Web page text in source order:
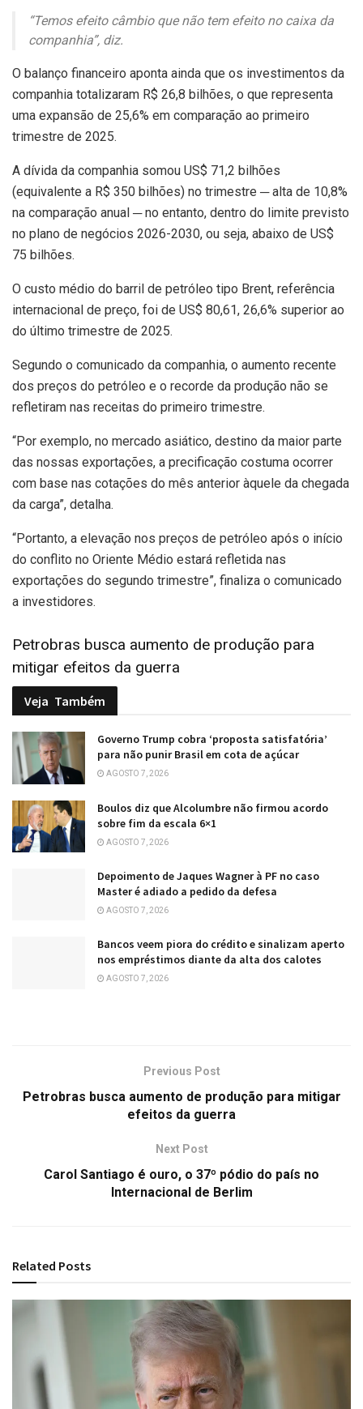
“Temos efeito câmbio que não tem efeito no caixa da
companhia”, diz.
O balanço financeiro aponta ainda que os investimentos da
companhia totalizaram R$ 26,8 bilhões, o que representa
uma expansão de 25,6% em comparação ao primeiro
trimestre de 2025.
A dívida da companhia somou US$ 71,2 bilhões
(equivalente a R$ 350 bilhões) no trimestre ─ alta de 10,8%
na comparação anual ─ no entanto, dentro do limite previsto
no plano de negócios 2026-2030, ou seja, abaixo de US$
75 bilhões.
O custo médio do barril de petróleo tipo Brent, referência
internacional de preço, foi de US$ 80,61, 26,6% superior ao
do último trimestre de 2025.
Segundo o comunicado da companhia, o aumento recente
dos preços do petróleo e o recorde da produção não se
refletiram nas receitas do primeiro trimestre.
“Por exemplo, no mercado asiático, destino da maior parte
das nossas exportações, a precificação costuma ocorrer
com base nas cotações do mês anterior àquele da chegada
da carga”, detalha.
“Portanto, a elevação nos preços de petróleo após o início
do conflito no Oriente Médio estará refletida nas
exportações do segundo trimestre”, finaliza o comunicado
a investidores.
Petrobras busca aumento de produção para
mitigar efeitos da guerra
Veja Também
Governo Trump cobra ‘proposta satisfatória’
para não punir Brasil em cota de açúcar
AGOSTO 7, 2026
Boulos diz que Alcolumbre não firmou acordo
sobre fim da escala 6×1
AGOSTO 7, 2026
Depoimento de Jaques Wagner à PF no caso
Master é adiado a pedido da defesa
AGOSTO 7, 2026
Bancos veem piora do crédito e sinalizam aperto
nos empréstimos diante da alta dos calotes
AGOSTO 7, 2026
Previous Post
Petrobras busca aumento de produção para mitigar
efeitos da guerra
Next Post
Carol Santiago é ouro, o 37º pódio do país no
Internacional de Berlim
Related Posts